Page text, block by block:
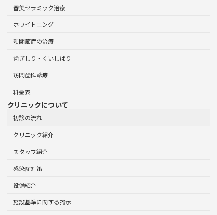
審美セラミック治療
ホワイトニング
顎関節症の治療
歯ぎしり・くいしばり
訪問歯科診療
料金表
クリニックについて
初診の流れ
クリニック紹介
スタッフ紹介
感染症対策
設備紹介
施設基準に関する掲示